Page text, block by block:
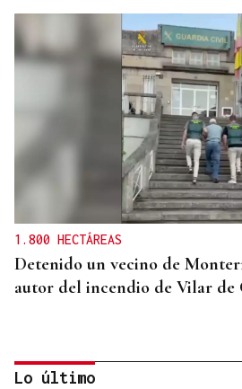
1.800 HECTÁREAS
Detenido un vecino de
autor del incendio de Vilar de
Lo último